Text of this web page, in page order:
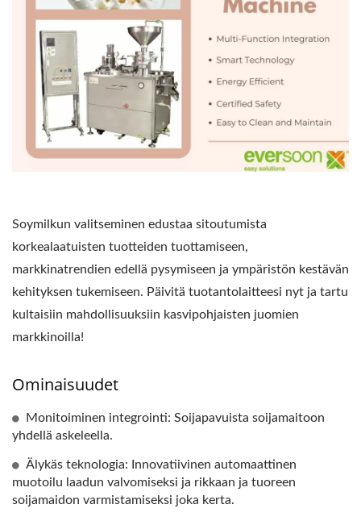
Soymilkun valitseminen edustaa sitoutumista
korkealaatuisten tuotteiden tuottamiseen,
markkinatrendien edellä pysymiseen ja ympäristön kestävän
kehityksen tukemiseen. Päivitä tuotantolaitteesi nyt ja tartu
kultaisiin mahdollisuuksiin kasvipohjaisten juomien
markkinoilla!
Ominaisuudet
Monitoiminen integrointi: Soijapavuista soijamaitoon
yhdellä askeleella.
Älykäs teknologia: Innovatiivinen automaattinen
muotoilu laadun valvomiseksi ja rikkaan ja tuoreen
soijamaidon varmistamiseksi joka kerta.